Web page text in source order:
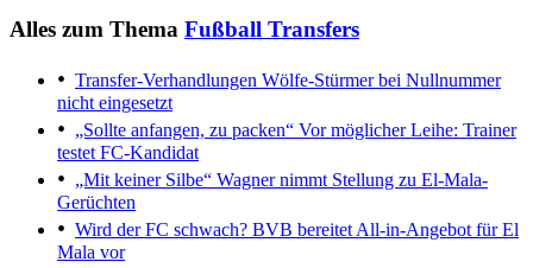
Alles zum Thema Fußball Transfers
Transfer-Verhandlungen Wölfe-Stürmer bei Nullnummer
nicht eingesetzt
„Sollte anfangen, zu packen“ Vor möglicher Leihe: Trainer
testet FC-Kandidat
„Mit keiner Silbe“ Wagner nimmt Stellung zu El-Mala-
Gerüchten
Wird der FC schwach? BVB bereitet All-in-Angebot für El
Mala vor